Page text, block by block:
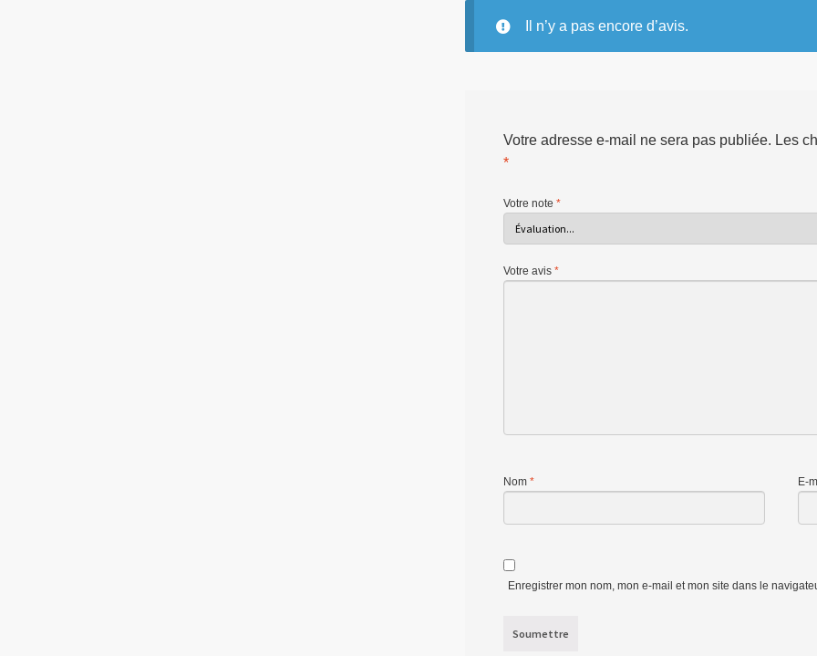
Il n’y a pas encore d’avis.
Votre adresse e-mail ne sera pas publiée. Les
*
Votre note *
Votre avis *
Nom * E-
Enregistrer mon nom, mon e-mail et mon site dans le